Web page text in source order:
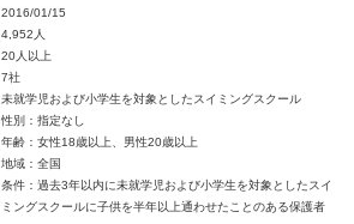
2016/01/15
4,952人
20人以上
7社
未就学児および小学生を対象としたスイミングスクール
性別：指定なし
年齢：女性18歳以上、男性20歳以上
地域：全国
条件：過去3年以内に未就学児および小学生を対象としたスイ
ミングスクールに子供を半年以上通わせたことのある保護者